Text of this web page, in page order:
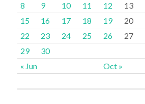
« Jun Oct »
8
9 10 11 12 13
15
16 17 18 19 20
22
23 24 25 26 27
29
30